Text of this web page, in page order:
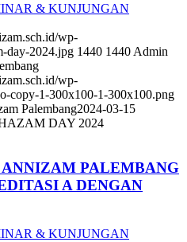
& KUNJUNGAN
wp-
day-2024.jpg 1440 1440 Admin
wp-
copy-1-300x100-1-300x100.png
Palembang2024-03-15
DAY 2024
PALEMBANG
A DENGAN
& KUNJUNGAN